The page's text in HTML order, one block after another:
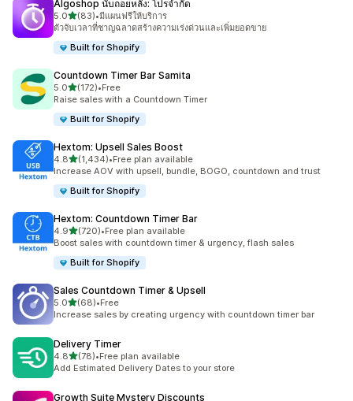
Algoshop นับถอยหลัง: โปรจำกัด
5.0เต็ม 5 ดาว
(83)
ทั้งหมด 83 รีวิว
•มีแผนฟรีให้บริการ
ตัวจับเวลาที่ชาญฉลาดสร้างความเร่งด่วนและเพิ่มยอดขาย
Built for Shopify
Countdown Timer Bar Samita
5.0เต็ม 5 ดาว
(172)
ทั้งหมด 172 รีวิว
•Free
Raise sales with a Countdown Timer
Built for Shopify
Hextom: Upsell Sales Boost
4.8เต็ม 5 ดาว
(1,434)
ทั้งหมด 1434 รีวิว
•Free plan available
Increase AOV with upsell, bundle, BOGO, countdown and trust
Built for Shopify
Hextom: Countdown Timer Bar
4.9เต็ม 5 ดาว
(720)
ทั้งหมด 720 รีวิว
•Free plan available
Boost sales with countdown timer & urgency, flash sales
Built for Shopify
Sales Countdown Timer & Upsell
5.0เต็ม 5 ดาว
(68)
ทั้งหมด 68 รีวิว
•Free
Increase sales by creating urgency with countdown timer bar
Delivery Timer
4.8เต็ม 5 ดาว
(78)
ทั้งหมด 78 รีวิว
•Free plan available
Add Estimated Delivery Dates to your store
Growth Suite Mystery Discounts